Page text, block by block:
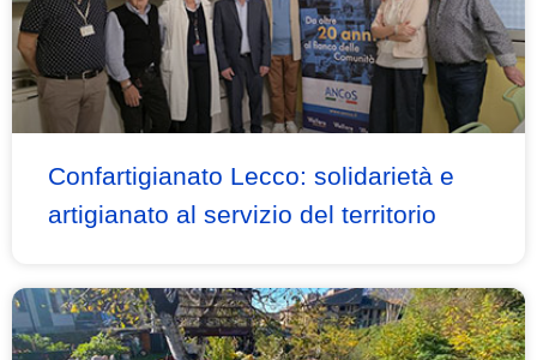
Confartigianato Lecco: solidarietà e
artigianato al servizio del territorio